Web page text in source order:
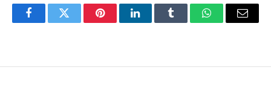
FacebookTwitter PinterestLinkedInTumblr WhatsAppEmail